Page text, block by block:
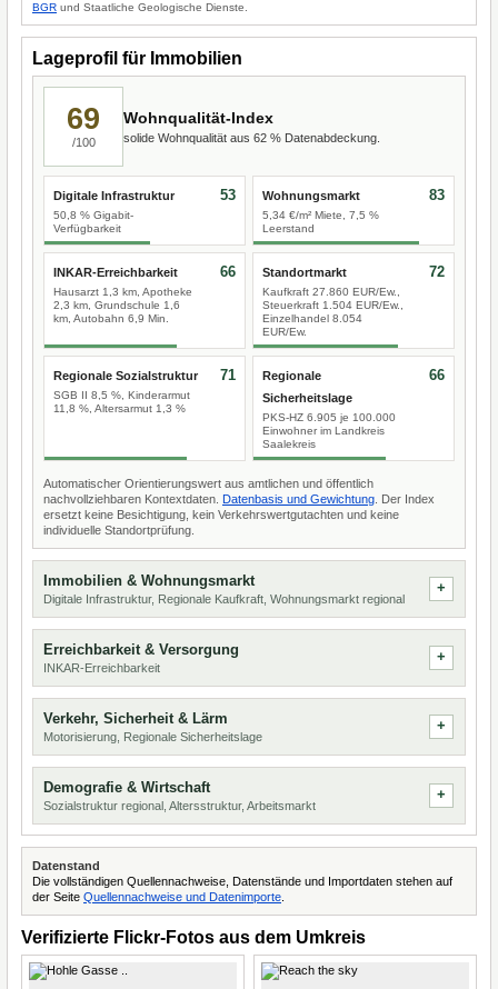
BGR und Staatliche Geologische Dienste.
Lageprofil für Immobilien
69
/100
Wohnqualität-Index
solide Wohnqualität aus 62 % Datenabdeckung.
Digitale Infrastruktur
50,8 % Gigabit-
Verfügbarkeit
53 Wohnungsmarkt
5,34 €/m² Miete, 7,5 %
Leerstand
83
INKAR-Erreichbarkeit
Hausarzt 1,3 km, Apotheke
2,3 km, Grundschule 1,6
km, Autobahn 6,9 Min.
66 Standortmarkt
Kaufkraft 27.860 EUR/Ew.,
Steuerkraft 1.504 EUR/Ew.,
Einzelhandel 8.054
EUR/Ew.
72
Regionale Sozialstruktur
SGB II 8,5 %, Kinderarmut
11,8 %, Altersarmut 1,3 %
71
Regionale
Sicherheitslage
PKS-HZ 6.905 je 100.000
Einwohner im Landkreis
Saalekreis
66
Automatischer Orientierungswert aus amtlichen und öffentlich
nachvollziehbaren Kontextdaten. Datenbasis und Gewichtung . Der Index
ersetzt keine Besichtigung, kein Verkehrswertgutachten und keine
individuelle Standortprüfung.
Immobilien & Wohnungsmarkt
Digitale Infrastruktur, Regionale Kaufkraft, Wohnungsmarkt regional
Erreichbarkeit & Versorgung
INKAR-Erreichbarkeit
Verkehr, Sicherheit & Lärm
Motorisierung, Regionale Sicherheitslage
Demografie & Wirtschaft
Sozialstruktur regional, Altersstruktur, Arbeitsmarkt
Datenstand
Die vollständigen Quellennachweise, Datenstände und Importdaten stehen auf
der Seite Quellennachweise und Datenimporte
Verifizierte Flickr-Fotos aus dem Umkreis